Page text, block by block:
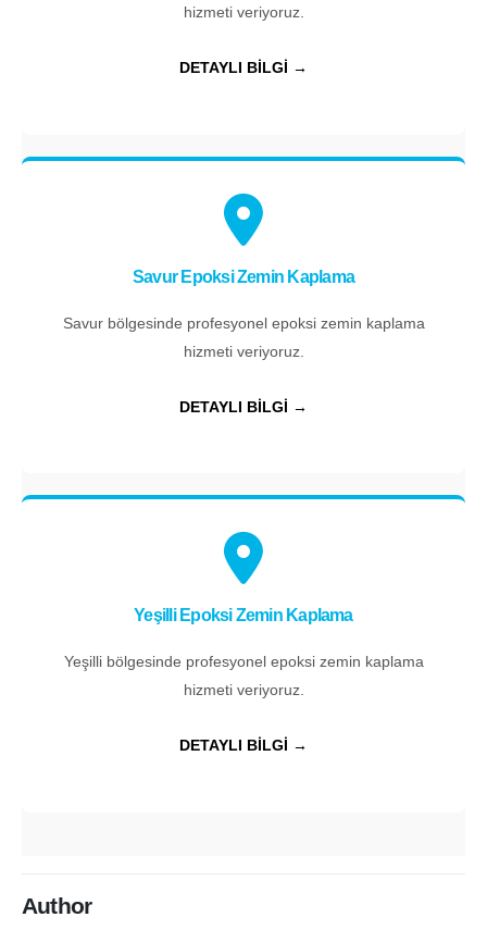
hizmeti veriyoruz.
DETAYLI BİLGİ →
Savur Epoksi Zemin Kaplama
Savur bölgesinde profesyonel epoksi zemin kaplama
hizmeti veriyoruz.
DETAYLI BİLGİ →
Yeşilli Epoksi Zemin Kaplama
Yeşilli bölgesinde profesyonel epoksi zemin kaplama
hizmeti veriyoruz.
DETAYLI BİLGİ →
Author